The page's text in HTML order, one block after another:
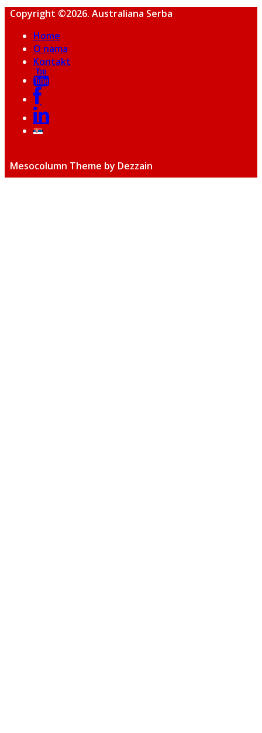
Copyright ©2026. Australiana Serba
Home
O nama
Kontakt
Mesocolumn Theme by Dezzain